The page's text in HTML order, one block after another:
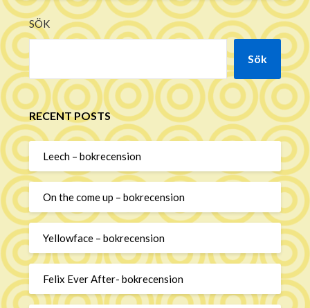
bokmanus. Jag upptäcker även att vi har ett
gemensamt favoritte. Musik av Quentin
SÖK
Sök
RECENT POSTS
Leech – bokrecension
On the come up – bokrecension
Yellowface – bokrecension
Felix Ever After- bokrecension